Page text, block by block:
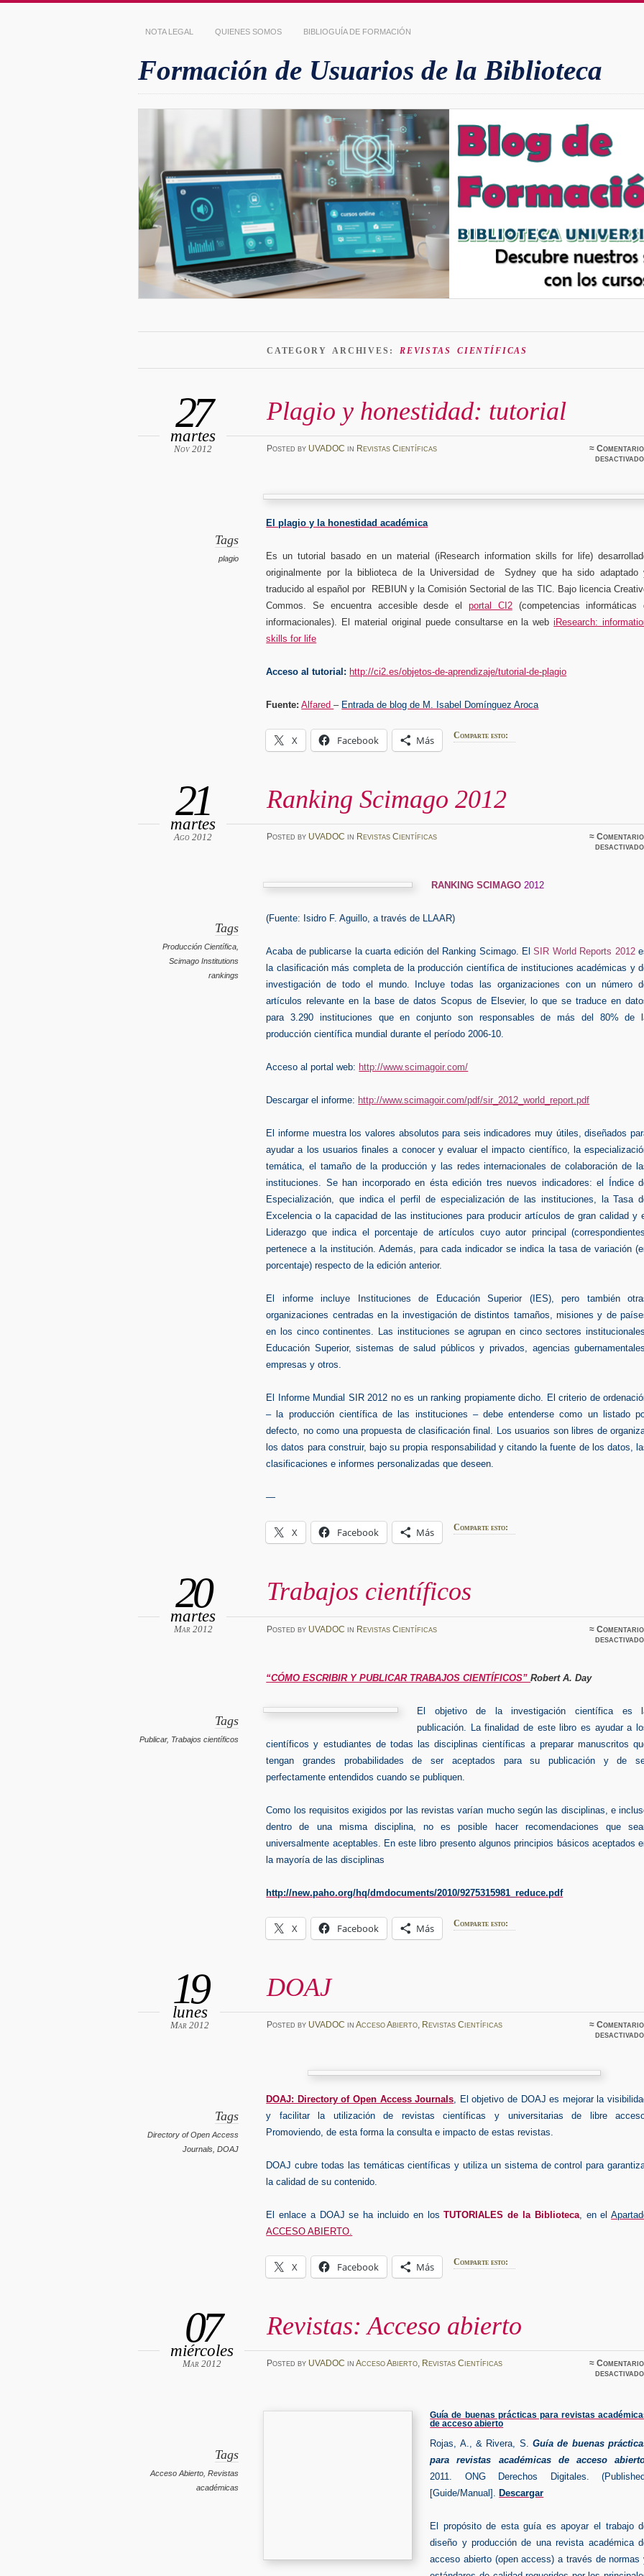
NOTA LEGAL QUIENES SOMOS BIBLIOGUÍA DE FORMACIÓN
Formación de Usuarios de la Biblioteca
CATEGORY ARCHIVES: REVISTAS CIENTÍFICAS
Plagio y honestidad: tutorial
27
martes
Nov 2012 Posted by UVADOC in Revistas Científicas ≈
Tags
plagio
El plagio y la honestidad académica
Es un tutorial basado en un material (iResearch information skills for life)
originalmente por la biblioteca de la Universidad de Sydney que ha sido adaptado
traducido al español por REBIUN y la Comisión Sectorial de las TIC. Bajo licencia
Commos. Se encuentra accesible desde el portal CI2(competencias informáticas
informacionales). El material original puede consultarse en la webiResearch:
skills for life
Acceso al tutorial: http://ci2.es/objetos-de-aprendizaje/tutorial-de-plagio
Fuente: Alfared– Entrada de blog de M. Isabel Domínguez Aroca
Comparte esto:
X Facebook Más
Ranking Scimago 2012
21
martes
Ago 2012 Posted by UVADOC in Revistas Científicas ≈
Tags
Producción Científica
Scimago Institutions
rankings
RANKING SCIMAGO 2012
(Fuente: Isidro F. Aguillo, a través de LLAAR)
Acaba de publicarse la cuarta edición del Ranking Scimago. ElSIR World Reports 2012
la clasificación más completa de la producción científica de instituciones académicas y
investigación de todo el mundo. Incluye todas las organizaciones con un número
artículos relevante en la base de datos Scopus de Elsevier, lo que se traduce en
para 3.290 instituciones que en conjunto son responsables de más del 80% de
producción científica mundial durante el período 2006-10.
Acceso al portal web: http://www.scimagoir.com/
Descargarel informe: http://www.scimagoir.com/pdf/sir_2012_world_report.pdf
El informe muestra los valores absolutos para seis indicadores muy útiles, diseñados
ayudar a los usuarios finales a conocer y evaluar el impacto científico, la
temática, el tamaño de la producción y las redes internacionales de colaboración de
instituciones. Se han incorporado en ésta edición tres nuevos indicadores: el Índice
Especialización, que indica el perfil de especialización de las instituciones, la Tasa
Excelencia o la capacidad de las instituciones para producir artículos de gran calidad y
Liderazgo que indica el porcentaje de artículos cuyo autor principal
pertenece a la institución. Además, para cada indicador se indica la tasa de variación
porcentaje) respecto de la edición anterior.
El informe incluye Instituciones de Educación Superior (IES), pero también
organizaciones centradas en la investigación de distintos tamaños, misiones y de
en los cinco continentes. Las instituciones se agrupan en cinco sectores
Educación Superior, sistemas de salud públicos y privados, agencias
empresas y otros.
El Informe Mundial SIR 2012 no es un ranking propiamente dicho. El criterio de
– la producción científica de las instituciones – debe entenderse como un listado
defecto, no como una propuesta de clasificación final. Los usuarios son libres de
los datos para construir, bajo su propia responsabilidad y citando la fuente de los datos,
clasificaciones e informes personalizadas que deseen.
—
Comparte esto:
X Facebook Más
Trabajos científicos
20
martes
Mar 2012 Posted by UVADOC in Revistas Científicas ≈
Tags
Publicar, Trabajos científicos
“CÓMO ESCRIBIR Y PUBLICAR TRABAJOS CIENTÍFICOS”Robert A. Day
El objetivode la investigación científica es
publicación. La finalidad de este libro es ayudar a
científicos y estudiantes de todas las disciplinas científicas a preparar manuscritos
tengan grandes probabilidades de ser aceptados para su publicación y de
perfectamente entendidos cuando se publiquen.
Como los requisitos exigidos por las revistas varían mucho según las disciplinas, e
dentro de una misma disciplina, no es posible hacer recomendaciones que
universalmente aceptables. En este libro presento algunos principios básicos aceptados
la mayoría de las disciplinas
http://new.paho.org/hq/dmdocuments/2010/9275315981_reduce.pdf
Comparte esto:
X Facebook Más
DOAJ
19
lunes
Mar 2012 Posted by UVADOC in Acceso Abierto, Revistas Científicas ≈
Tags
Directory of Open Access
Journals ,DOAJ
DOAJ: Directory of Open Access Journals , El objetivo de DOAJ es mejorar la
y facilitar la utilización de revistas científicas y universitarias de libre
Promoviendo, de esta forma la consulta e impacto de estas revistas.
DOAJ cubre todas las temáticas científicas y utiliza un sistema de control para
la calidad de su contenido.
El enlace a DOAJ se ha incluido en losTUTORIALES de la Biblioteca, en el
ACCESO ABIERTO.
Comparte esto:
X Facebook Más
Revistas: Acceso abierto
07
miércoles
Mar 2012 Posted by UVADOC in Acceso Abierto, Revistas Científicas ≈
Tags
Acceso Abierto ,Revistas
académicas
Guía de buenas prácticas para revistas
de acceso abierto
Rojas, A., & Rivera, S. Guía de buenas
para revistas académicas de acceso
2011. ONG Derechos Digitales.
[Guide/Manual]. Descargar
El propósito de esta guía es apoyar el trabajo
diseño y producción de una revista académica
acceso abierto (open access) a través de normas